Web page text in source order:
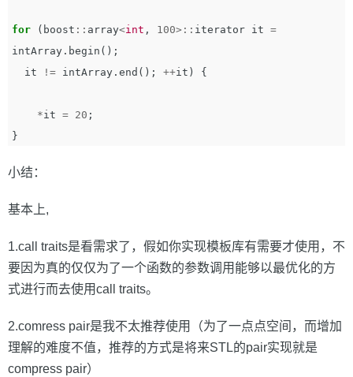
for ( boost :: array<int , 100>:: iterator it =
intArray . begin ();
it
!= intArray . end (); ++it ) {
*it = 20 ;
}
小结：
基本上,
1.call traits是看需求了，假如你实现模板库有需要才使用，不
要因为真的仅仅为了一个函数的参数调用能够以最优化的方
式进行而去使用call traits。
2.comress pair是我不太推荐使用（为了一点点空间，而增加
理解的难度不值，推荐的方式是将来STL的pair实现就是
compress pair）